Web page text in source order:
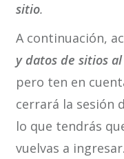
sitio.
A continuación,
y datos de sitios
pero ten en
cerrará la sesión
lo que tendrás
vuelvas a ingresar.